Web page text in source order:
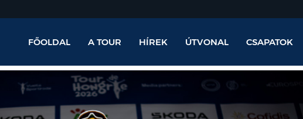
FŐOLDAL A TOUR HÍREK ÚTVONAL CSAPATOK